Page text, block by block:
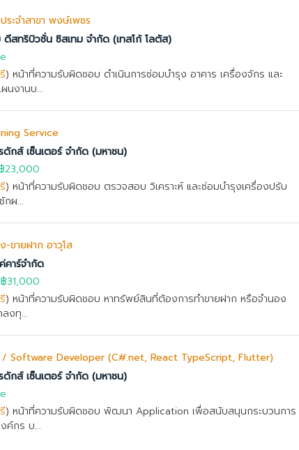
ระจำสาขา พงษ์เพชร
สทริบิวชั่น ซิสเทม จำกัด (เทสโก้ โลตัส)
) หน้าที่ความรับผิดชอบ ดำเนินการซ่อมบำรุง อาคาร เครื่องจักร และ
นงานบ...
Service
กส์ เซ็นเตอร์ จำกัด (มหาชน)
23,000
) หน้าที่ความรับผิดชอบ ตรวจสอบ วิเคราะห์ และซ่อมบำรุงเครื่องปรับ
กผ...
-ขายฝาก อาวุโส
คาร์จำกัด
31,000
) หน้าที่ความรับผิดชอบ หาทรัพย์สินที่ต้องการทำขายฝาก หรือจำนอง
งทุ...
/ Software Developer (C#.net, React TypeScript, Flutter)
กส์ เซ็นเตอร์ จำกัด (มหาชน)
) หน้าที่ความรับผิดชอบ พัฒนา Application เพื่อสนับสนุนกระบวนการ
ค์กร บ...